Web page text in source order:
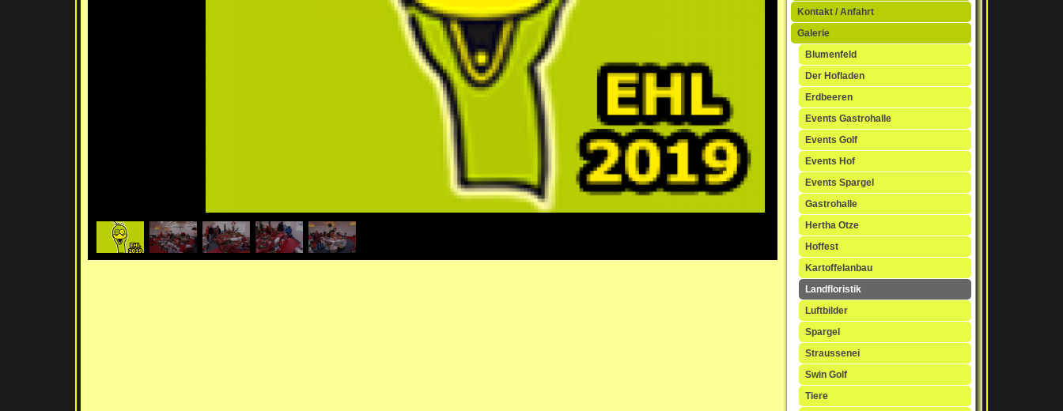
Kontakt / Anfahrt
Galerie
Blumenfeld
Der Hofladen
Erdbeeren
Events Gastrohalle
Events Golf
Events Hof
Events Spargel
Gastrohalle
Hertha Otze
Hoffest
Kartoffelanbau
Landfloristik
Luftbilder
Spargel
Straussenei
Swin Golf
Tiere